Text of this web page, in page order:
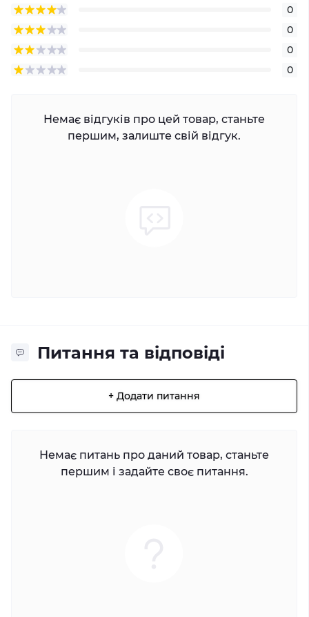
0
0
0
0
Немає відгуків про цей товар, станьте
першим, залиште свій відгук.
Питання та відповіді
+ Додати питання
Немає питань про даний товар, станьте
першим і задайте своє питання.